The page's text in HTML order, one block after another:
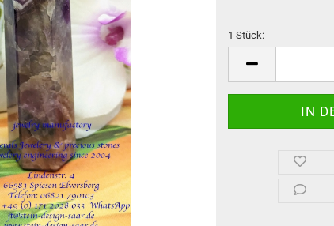
1 Stück: